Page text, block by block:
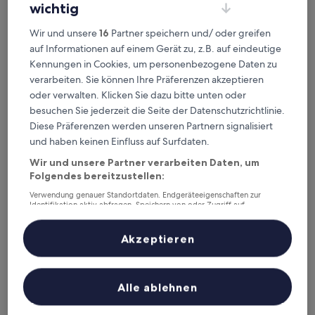
1. B&B Hotel Berlin-Dreilinden
B&B Hotel Berlin-Dreilinden
1,9 km von Bahnhof Berlin-Wannsee entfernt
8.4
von
10,
Sehr
gut,
(109
Bewertungen)
8,4/10 Sehr gut (109 Bewertungen)
Der
beträgt
58 €
inkl. Steuern & Gebühren
9. Aug.–10. Aug.
2. ibis Berlin Dreilinden
ibis Berlin Dreilinden
2 km von Bahnhof Berlin-Wannsee entfernt
ibis Berlin Dreilinden
wichtig
Wir und unsere16 Partner speichern und/ oder greifen
auf Informationen auf einem Gerät zu, z.B. auf eindeutige
Kennungen in Cookies, um personenbezogene Daten zu
verarbeiten. Sie können Ihre Präferenzen akzeptieren
oder verwalten. Klicken Sie dazu bitte unten oder
besuchen Sie jederzeit die Seite der Datenschutzrichtlinie.
Diese Präferenzen werden unseren Partnern signalisiert
und haben keinen Einfluss auf Surfdaten.
Wir und unsere Partner verarbeiten Daten, um
Folgendes bereitzustellen:
Verwendung genauer Standortdaten. Endgeräteeigenschaften zur
Identifikation aktiv abfragen. Speichern von oder Zugriff auf
Inhalte, Messung von Werbeleistung und der Performance von Inhalten,
Zielgruppenforschung sowie Entwicklung und Verbesserung von
Liste der Partner (Lieferanten)
Alle ablehnen
Akzeptieren